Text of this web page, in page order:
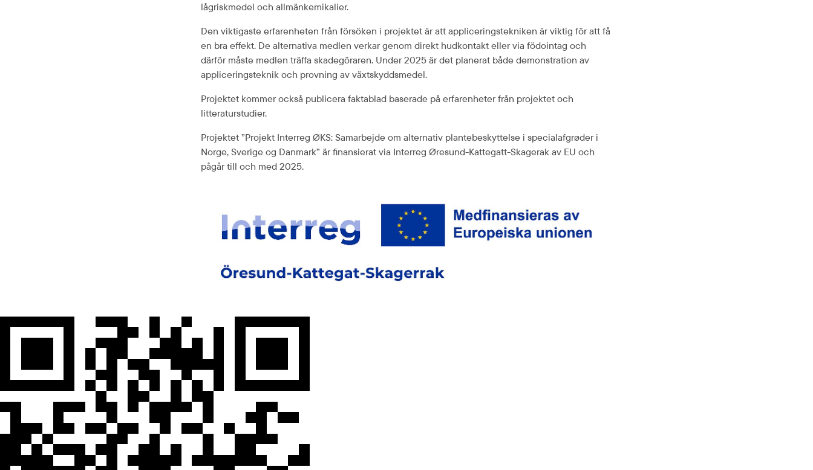
lågriskmedel och allmänkemikalier.
Den viktigaste erfarenheten från försöken i projektet är att applicerings­tekniken är viktig för att få
en bra effekt. De alternativa medlen verkar genom direkt hudkontakt eller via födointag och
därför måste medlen träffa skadegöraren. Under 2025 är det planerat både demonstration av
appliceringsteknik och provning av växtskyddsmedel.
Projektet kommer också publicera faktablad baserade på erfarenheter från projektet och
litteraturstudier.
Projektet ”Projekt Interreg ØKS: Samarbejde om alternativ plantebeskyttelse i specialafgrøder i
Norge, Sverige og Danmark” är finansierat via Interreg Øresund-Kattegatt-Skagerak av EU och
pågår till och med 2025.